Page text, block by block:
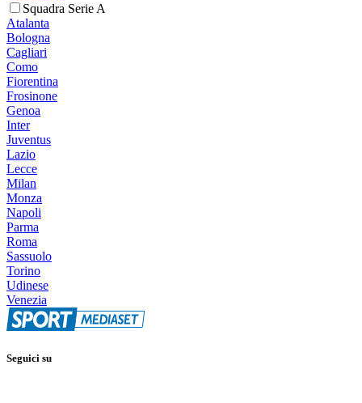
Squadra Serie A
Atalanta
Bologna
Cagliari
Como
Fiorentina
Frosinone
Genoa
Inter
Juventus
Lazio
Lecce
Milan
Monza
Napoli
Parma
Roma
Sassuolo
Torino
Udinese
Venezia
Seguici su